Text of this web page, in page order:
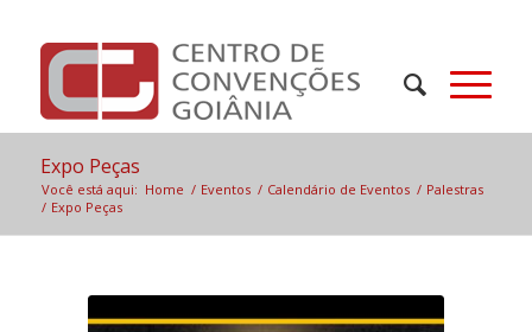
Expo Peças
Você está aqui: Home / Eventos / Calendário de Eventos / Palestras
/ Expo Peças